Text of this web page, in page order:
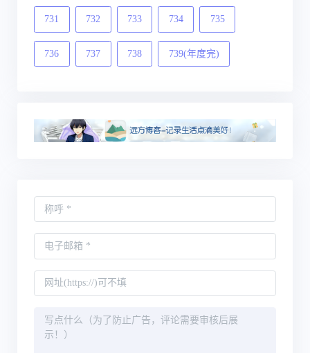
731 732 733 734 735
736 737 738 739(年度完)